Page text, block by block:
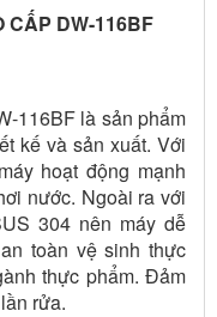
CẤP DW-116BF
116BF là sản phẩm
kế và sản xuất. Với
hoạt động mạnh
nước. Ngoài ra với
304 nên máy dễ
toàn vệ sinh thực
thực phẩm. Đảm
rửa.